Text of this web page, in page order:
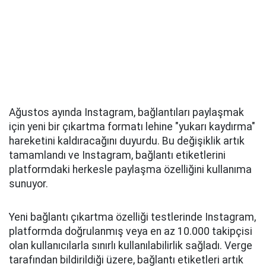
Ağustos ayında Instagram, bağlantıları paylaşmak
için yeni bir çıkartma formatı lehine "yukarı kaydırma"
hareketini kaldıracağını duyurdu. Bu değişiklik artık
tamamlandı ve Instagram, bağlantı etiketlerini
platformdaki herkesle paylaşma özelliğini kullanıma
sunuyor.
Yeni bağlantı çıkartma özelliği testlerinde Instagram,
platformda doğrulanmış veya en az 10.000 takipçisi
olan kullanıcılarla sınırlı kullanılabilirlik sağladı. Verge
tarafından bildirildiği üzere, bağlantı etiketleri artık